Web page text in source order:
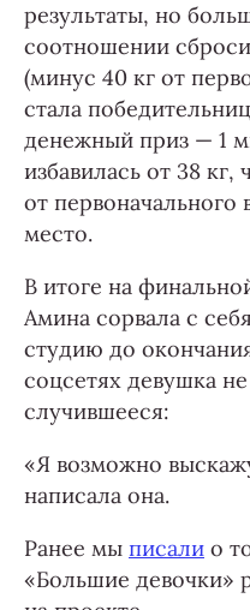
результаты, но
соотношении
(минус 40 кг от
стала
денежный приз — 1
избавилась от 38 кг,
от первоначального
место.
В итоге на
Амина сорвала с
студию до
соцсетях девушка
случившееся:
«Я возможно
написала она.
Ранее мы писали о
«Большие девочки»